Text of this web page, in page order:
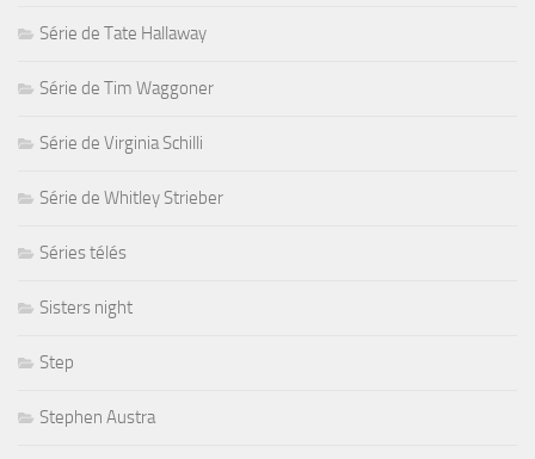
Série de Tate Hallaway
Série de Tim Waggoner
Série de Virginia Schilli
Série de Whitley Strieber
Séries télés
Sisters night
Step
Stephen Austra